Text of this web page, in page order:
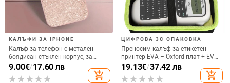
КАЛЪФИ ЗА IPHONE
Калъф за телефон с метален
боядисан стъклен корпус, за
iPhone 11–14 Pro Max,
охлаждане, модел YK263
9.00€/17.60 лв
add_shopping_cart
ЦИФРОВА 3C ОПАКОВКА
Преносим калъф за етикетен
принтер EVA – Oxford плат + EVA,
горещо пресовано EVA и шиене,
товароподемност 10 кг
19.13€/37.42 лв
add_shopping_cart